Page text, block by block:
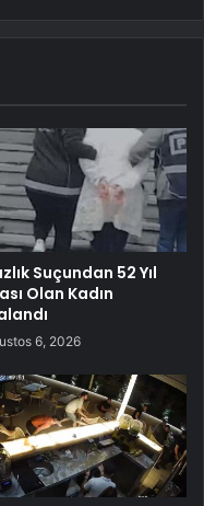
Suçundan 52 Yıl
Olan Kadın
6, 2026